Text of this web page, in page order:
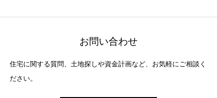
お問い合わせ
住宅に関する質問、土地探しや資金計画など、お気軽にご相談く
ださい。